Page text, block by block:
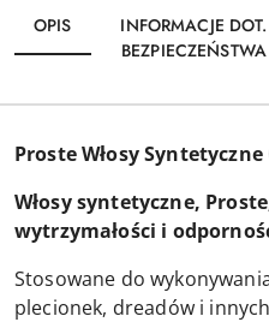
OPIS
INFORMACJE DOT.
BEZPIECZEŃSTWA
Proste Włosy
Włosy syntetyczne,
wytrzymałości i
Stosowane do
plecionek, dreadów i